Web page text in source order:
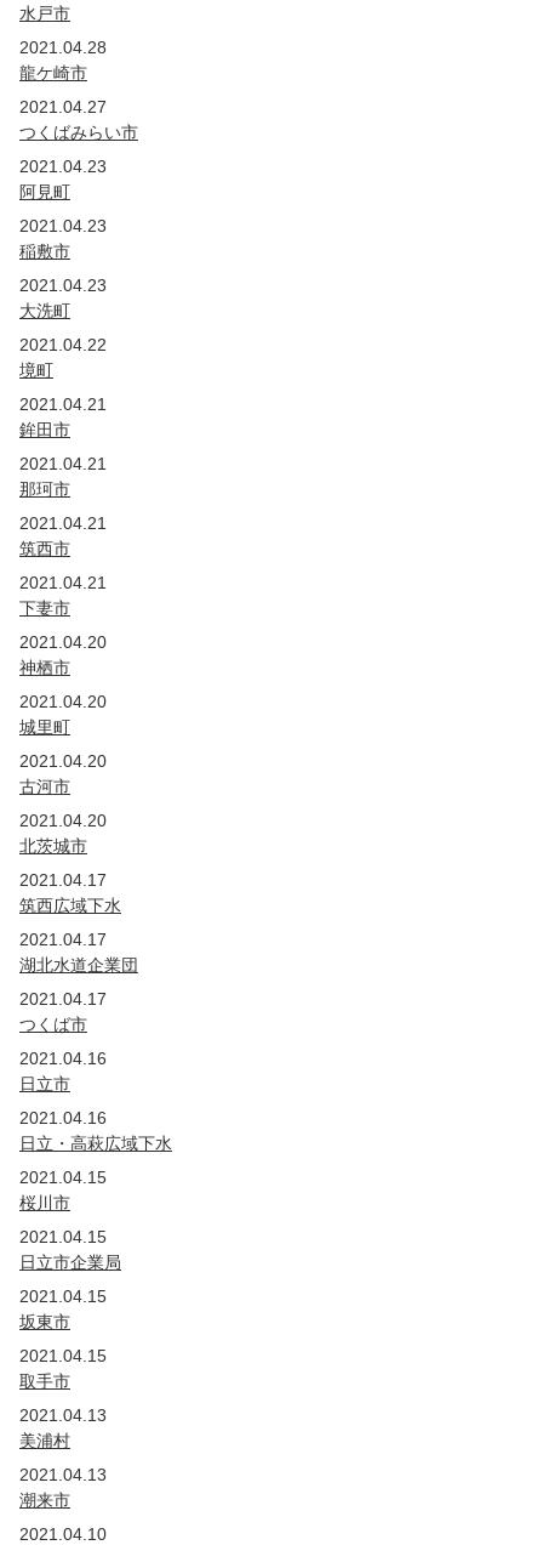
水戸市
2021.04.28
龍ケ崎市
2021.04.27
つくばみらい市
2021.04.23
阿見町
2021.04.23
稲敷市
2021.04.23
大洗町
2021.04.22
境町
2021.04.21
鉾田市
2021.04.21
那珂市
2021.04.21
筑西市
2021.04.21
下妻市
2021.04.20
神栖市
2021.04.20
城里町
2021.04.20
古河市
2021.04.20
北茨城市
2021.04.17
筑西広域下水
2021.04.17
湖北水道企業団
2021.04.17
つくば市
2021.04.16
日立市
2021.04.16
日立・高萩広域下水
2021.04.15
桜川市
2021.04.15
日立市企業局
2021.04.15
坂東市
2021.04.15
取手市
2021.04.13
美浦村
2021.04.13
潮来市
2021.04.10